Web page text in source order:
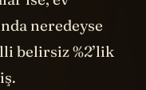
neredeyse
belirsiz %2’lik